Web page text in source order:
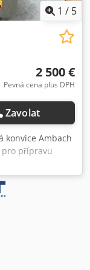
1 / 5
2 500 €
Pevná cena plus DPH
Zavolat
konvice Ambach
pro přípravu
tekutých
Model:
ŠxHxV:
vypouštěcím